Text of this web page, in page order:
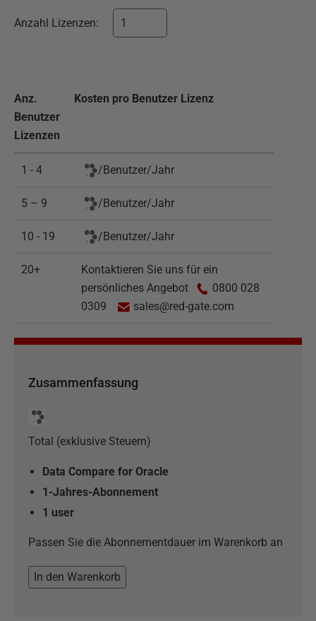
Anzahl Lizenzen:
Anz.
Benutzer
Lizenzen
Kosten pro Benutzer Lizenz
1 - 4 /Benutzer/Jahr
5 – 9 /Benutzer/Jahr
10 - 19 /Benutzer/Jahr
20+
Kontaktieren Sie uns für ein
persönliches Angebot
0800 028
0309
sales@red-gate.com
Zusammenfassung
Total (exklusive Steuern)
Data Compare for Oracle
1-Jahres-Abonnement
1 user
Passen Sie die Abonnementdauer im Warenkorb an
In den Warenkorb